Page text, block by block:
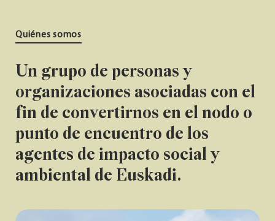
Quiénes somos
Un grupo de personas y
organizaciones asociadas con el
fin de convertirnos en el nodo o
punto de encuentro de los
agentes de impacto social y
ambiental de Euskadi.